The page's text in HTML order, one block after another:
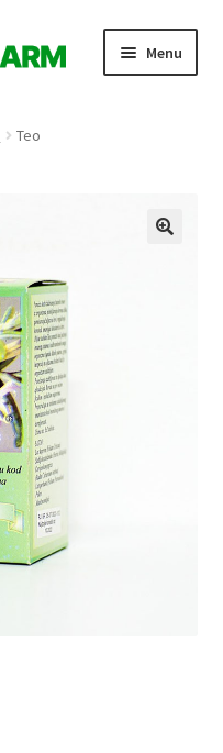
Menu
Expand
Teo